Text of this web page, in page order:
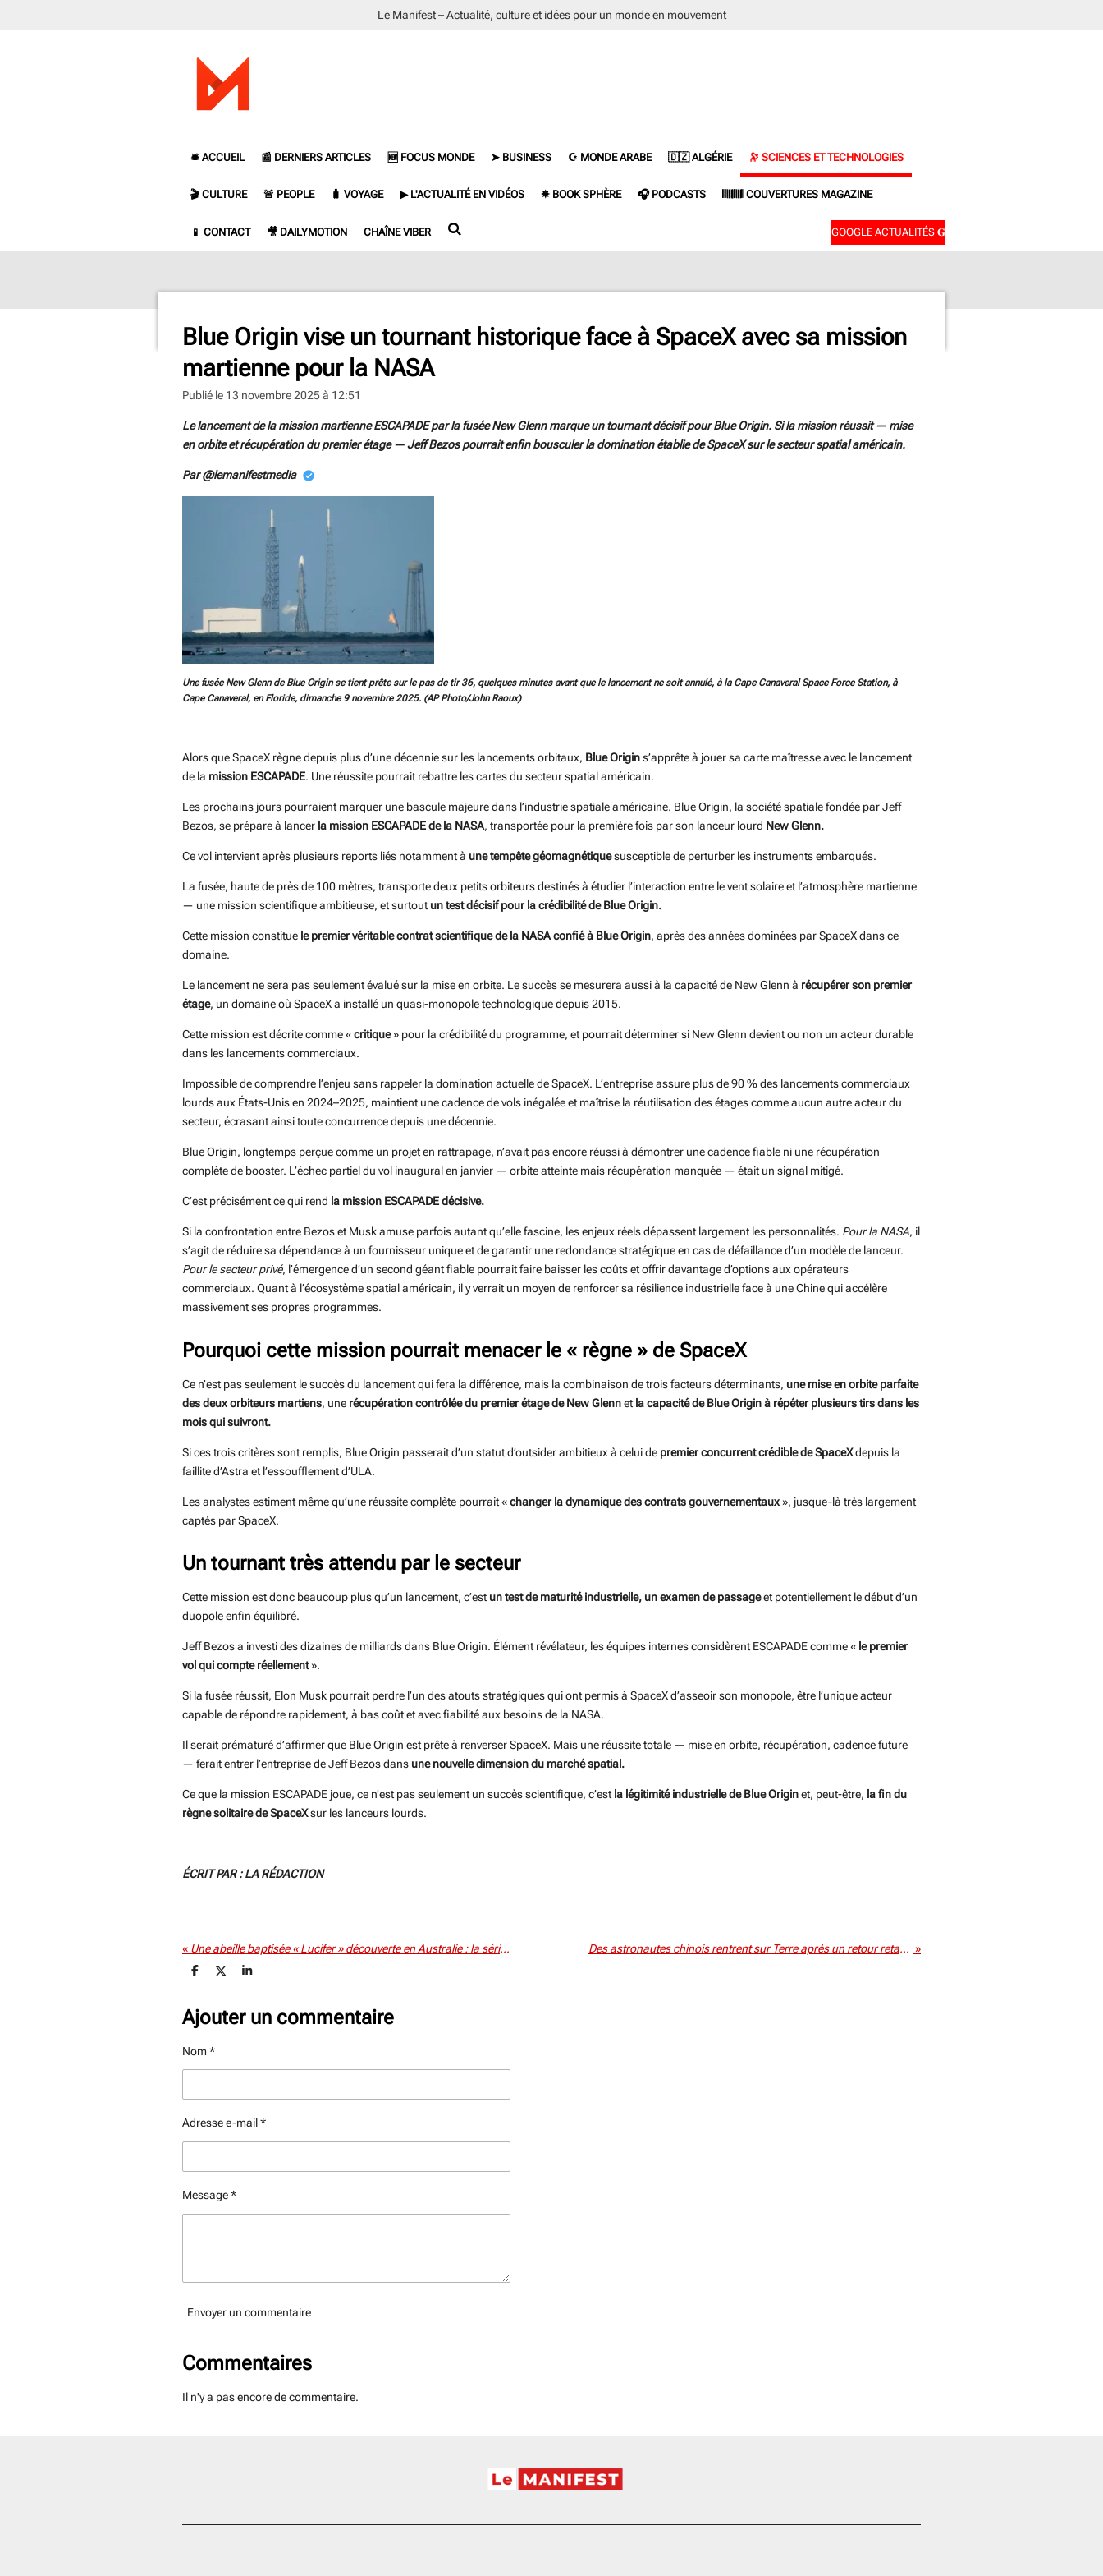
Le Manifest – Actualité, culture et idées pour un monde en mouvement
🛎️ ACCUEIL 📰 DERNIERS ARTICLES 🆕 FOCUS MONDE ➤ BUSINESS ☪ MONDE ARABE 🇩🇿 ALGÉRIE 🔭 SCIENCES ET TECHNOLOGIES
🎬 CULTURE 🚨 PEOPLE 🧳 VOYAGE ▶ L'ACTUALITÉ EN VIDÉOS ✵ BOOK SPHÈRE 🎧 PODCASTS 𝄃𝄃𝄂𝄂𝄀𝄁𝄃𝄂𝄂𝄃 COUVERTURES MAGAZINE
📱 CONTACT 🎥 DAILYMOTION CHAÎNE VIBER GOOGLE ACTUALITÉS 𝐆
Blue Origin vise un tournant historique face à SpaceX avec sa mission
martienne pour la NASA
Publié le 13 novembre 2025 à 12:51
Le lancement de la mission martienne ESCAPADE par la fusée New Glenn marque un tournant décisif pour Blue Origin. Si la mission réussit — mise
en orbite et récupération du premier étage — Jeff Bezos pourrait enfin bousculer la domination établie de SpaceX sur le secteur spatial américain.
Par @lemanifestmedia
Une fusée New Glenn de Blue Origin se tient prête sur le pas de tir 36, quelques minutes avant que le lancement ne soit annulé, à la Cape Canaveral Space Force Station, à
Cape Canaveral, en Floride, dimanche 9 novembre 2025. (AP Photo/John Raoux)
Alors que SpaceX règne depuis plus d’une décennie sur les lancements orbitaux, Blue Origins’apprête à jouer sa carte maîtresse avec le lancement
de la mission ESCAPADE. Une réussite pourrait rebattre les cartes du secteur spatial américain.
Les prochains jours pourraient marquer une bascule majeure dans l’industrie spatiale américaine. Blue Origin, la société spatiale fondée par Jeff
Bezos, se prépare à lancer la mission ESCAPADE de la NASA, transportée pour la première fois par son lanceur lourd New Glenn.
Ce vol intervient après plusieurs reports liés notamment à une tempête géomagnétiquesusceptible de perturber les instruments embarqués.
La fusée, haute de près de 100 mètres, transporte deux petits orbiteurs destinés à étudier l’interaction entre le vent solaire et l’atmosphère martienne
— une mission scientifique ambitieuse, et surtout un test décisif pour la crédibilité de Blue Origin.
Cette mission constitue le premier véritable contrat scientifique de la NASA confié à Blue Origin, après des années dominées par SpaceX dans ce
domaine.
Le lancement ne sera pas seulement évalué sur la mise en orbite. Le succès se mesurera aussi à la capacité de New Glenn à récupérer son premier
étage, un domaine où SpaceX a installé un quasi-monopole technologique depuis 2015.
Cette mission est décrite comme «critique» pour la crédibilité du programme, et pourrait déterminer si New Glenn devient ou non un acteur durable
dans les lancements commerciaux.
Impossible de comprendre l’enjeu sans rappeler la domination actuelle de SpaceX. L’entreprise assure plus de 90 % des lancements commerciaux
lourds aux États-Unis en 2024–2025, maintient une cadence de vols inégalée et maîtrise la réutilisation des étages comme aucun autre acteur du
secteur, écrasant ainsi toute concurrence depuis une décennie.
Blue Origin, longtemps perçue comme un projet en rattrapage, n’avait pas encore réussi à démontrer une cadence fiable ni une récupération
complète de booster. L’échec partiel du vol inaugural en janvier — orbite atteinte mais récupération manquée — était un signal mitigé.
C’est précisément ce qui rend la mission ESCAPADE décisive.
Si la confrontation entre Bezos et Musk amuse parfois autant qu’elle fascine, les enjeux réels dépassent largement les personnalités. Pour la NASA, il
s’agit de réduire sa dépendance à un fournisseur unique et de garantir une redondance stratégique en cas de défaillance d’un modèle de lanceur.
Pour le secteur privé, l’émergence d’un second géant fiable pourrait faire baisser les coûts et offrir davantage d’options aux opérateurs
commerciaux. Quant à l’écosystème spatial américain, il y verrait un moyen de renforcer sa résilience industrielle face à une Chine qui accélère
massivement ses propres programmes.
Pourquoi cette mission pourrait menacer le « règne » de SpaceX
Ce n’est pas seulement le succès du lancement qui fera la différence, mais la combinaison de trois facteurs déterminants, une mise en orbite parfaite
des deux orbiteurs martiens, une récupération contrôlée du premier étage de New Glennet la capacité de Blue Origin à répéter plusieurs tirs dans les
mois qui suivront.
Si ces trois critères sont remplis, Blue Origin passerait d’un statut d’outsider ambitieux à celui de premier concurrent crédible de SpaceXdepuis la
faillite d’Astra et l’essoufflement d’ULA.
Les analystes estiment même qu’une réussite complète pourrait «changer la dynamique des contrats gouvernementaux», jusque-là très largement
captés par SpaceX.
Un tournant très attendu par le secteur
Cette mission est donc beaucoup plus qu’un lancement, c’est un test de maturité industrielle, un examen de passageet potentiellement le début d’un
duopole enfin équilibré.
Jeff Bezos a investi des dizaines de milliards dans Blue Origin. Élément révélateur, les équipes internes considèrent ESCAPADE comme « le premier
vol qui compte réellement».
Si la fusée réussit, Elon Musk pourrait perdre l’un des atouts stratégiques qui ont permis à SpaceX d’asseoir son monopole, être l’unique acteur
capable de répondre rapidement, à bas coût et avec fiabilité aux besoins de la NASA.
Il serait prématuré d’affirmer que Blue Origin est prête à renverser SpaceX. Mais une réussite totale — mise en orbite, récupération, cadence future
— ferait entrer l’entreprise de Jeff Bezos dans une nouvelle dimension du marché spatial.
Ce que la mission ESCAPADE joue, ce n’est pas seulement un succès scientifique, c’est la légitimité industrielle de Blue Originet, peut-être, la fin du
règnesolitaire de SpaceXsur les lanceurs lourds.
ÉCRIT PAR : LA RÉDACTION
« Une abeille baptisée « Lucifer » découverte en Australie : la série Netflix inspire la science Des astronautes chinois rentrent sur Terre après un retour retardé par un impact de débris spatiaux »
P
t
a
r
P
t
a
P
t
Ajouter un commentaire
Nom *
Adresse e-mail *
Message *
Envoyer un commentaire
Commentaires
Il n'y a pas encore de commentaire.